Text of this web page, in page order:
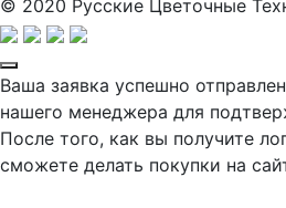
© 2020 Русские Цветочные
Ваша заявка успешно
нашего менеджера для
После того, как вы получите
сможете делать покупки на